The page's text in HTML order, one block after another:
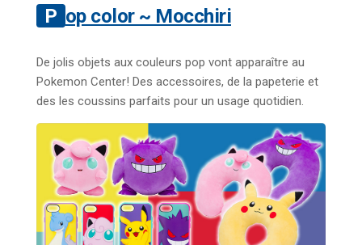
Pop color ~ Mocchiri
De jolis objets aux couleurs pop vont apparaître au
Pokemon Center! Des accessoires, de la papeterie et
des les coussins parfaits pour un usage quotidien.